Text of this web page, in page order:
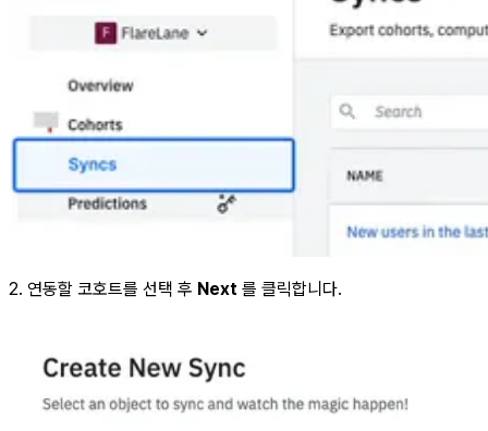
2. 연동할 코호트를 선택 후 Next 를 클릭합니다.